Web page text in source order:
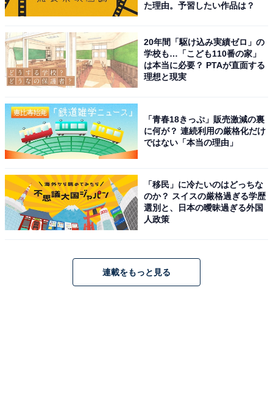
た理由。予習したい作品は？
20年間「駆け込み実績ゼロ」の
学校も…「こども110番の家」
は本当に必要？ PTAが直面する
理想と現実
「青春18きっぷ」販売激減の裏
に何が？ 連続利用の厳格化だけ
ではない「本当の理由」
「移民」に冷たいのはどっちな
のか？ スイスの厳格過ぎる学歴
選別と、日本の曖昧過ぎる外国
人政策
連載をもっと見る